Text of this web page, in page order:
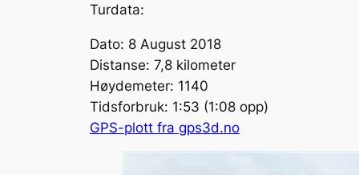
Turdata:
Dato: 8 August 2018
Distanse: 7,8 kilometer
Høydemeter: 1140
Tidsforbruk: 1:53 (1:08 opp)
GPS-plott fra gps3d.no